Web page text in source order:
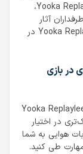
ارزش را نجات دهند. هر حرکت شما در بازی Yooka Replaylee،
آثار
پلتفرمر کلاسیک هستید، تجربه دانلود بازی Yooka Replaylee در
در بازی
Yooka
در اختیار
هوایی به شما
طی کنید.